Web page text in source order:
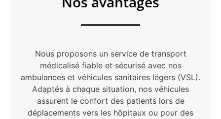
Nous proposons un service de transport
médicalisé fiable et sécurisé avec nos
ambulances et véhicules sanitaires légers (VSL).
Adaptés à chaque situation, nos véhicules
assurent le confort des patients lors de
déplacements vers les hôpitaux ou pour des